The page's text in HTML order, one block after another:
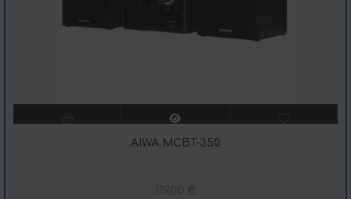
AIWA MCBT-350
119,00 €